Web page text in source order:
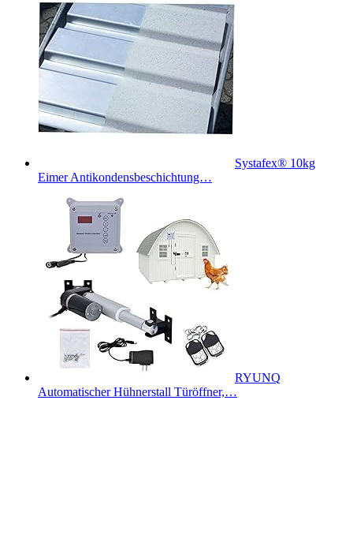
Systafex® 10kg
Eimer Antikondensbeschichtung…
RYUNQ
Automatischer Hühnerstall Türöffner,…